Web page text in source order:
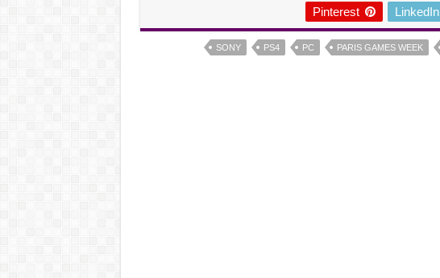
LinkedIn
Pinterest
PARIS GAMES WEEK
PC
PS4
SONY